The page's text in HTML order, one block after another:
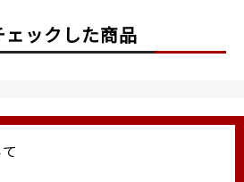
ェックした商品